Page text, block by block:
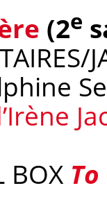
(2e
BOX